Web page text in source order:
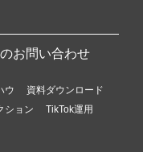
お問い合わせ
ウ
資料ダウンロード
ション
TikTok運用